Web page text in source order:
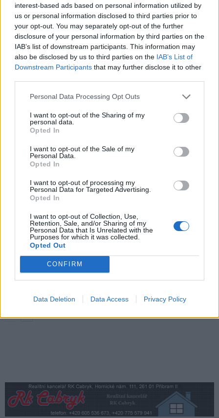
interest-based ads based on personal information utilized by
us or personal information disclosed to third parties prior to
your opt-out. You may separately opt-out of the further
disclosure of your personal information by third parties on the
IAB’s list of downstream participants. This information may
also be disclosed by us to third parties on the IAB’s List of
Downstream Participants that may further disclose it to other
Personal Data Processing Opt Outs
I want to opt-out of the Sharing of my
personal data.
Opted In
I want to opt-out of the Sale of my
Personal Data.
Opted In
I want to opt-out of processing my
Personal Data for Targeted Advertising.
Opted In
I want to opt-out of Collection, Use,
Retention, Sale, and/or Sharing of my
Personal Data that Is Unrelated with the
Purposes for which it was collected.
Opted Out
CONFIRM
Data Deletion Data Access Privacy Policy
Předchozí článek
K revitalizaci náměstí J. A. Alise
nejdříve za dva roky
Následující článek
Parkovací dům na autobusovém
SOUVISEJÍCÍ ČLÁNKY
VÍCE OD AUTORA
Zpravodajství
výborné podmínky. Horší voda je jen na
Živohošti
Zpravodajství
Příbram modernizuje parkovací automaty.
Přibudou i tři nové poblíž Svaté Hory
Středočeský kraj upravil pravidla soutěže.
Obce nově získají body i za předcházení